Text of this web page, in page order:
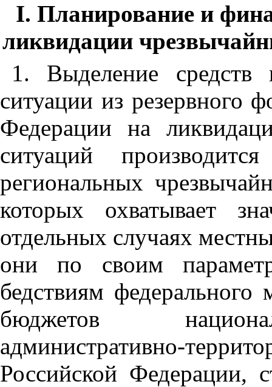
I. Планирование и
ликвидации
1. Выделение средств
ситуации из резервного
Федерации на
ситуаций
региональных
которых охватывает
отдельных случаях
они по своим
бедствиям
бюджетов
административно-
Российской Федерации,